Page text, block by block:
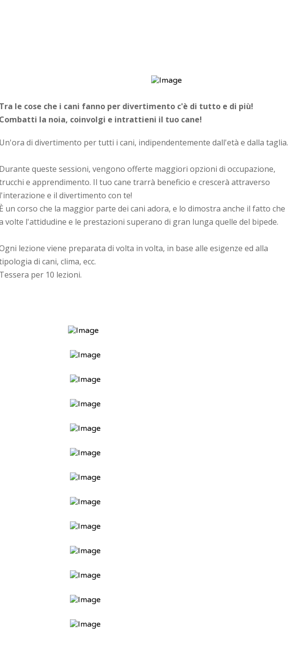
le cose che i cani fanno per divertimento c'è di tutto e di più!
la noia, coinvolgi e intrattieni il tuo cane!
di divertimento per tutti i cani, indipendentemente dall'età e dalla taglia.
queste sessioni, vengono offerte maggiori opzioni di occupazione,
e apprendimento. Il tuo cane trarrà beneficio e crescerà attraverso
e il divertimento con te!
un corso che la maggior parte dei cani adora, e lo dimostra anche il fatto che
volte l'attidudine e le prestazioni superano di gran lunga quelle del bipede.
lezione viene preparata di volta in volta, in base alle esigenze ed alla
di cani, clima, ecc.
per 10 lezioni.